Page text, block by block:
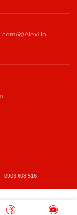
@AlexHo
0903 608 516